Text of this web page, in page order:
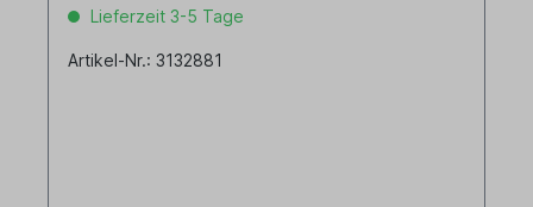
Lieferzeit 3-5 Tage
Artikel-Nr.: 3132881